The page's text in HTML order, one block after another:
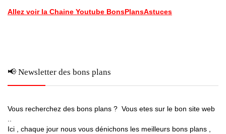
Allez voir la Chaine Youtube BonsPlansAstuces
📢 Newsletter des bons plans
Vous recherchez des bons plans ? Vous etes sur le bon site web
Ici , chaque jour nous vous dénichons les meilleurs bons plans ,